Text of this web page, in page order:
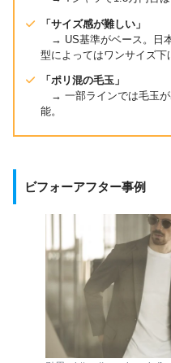
「サイズ感が難しい」
→ US基準がベース。日
型によってはワンサイズ下
「ポリ混の毛玉」
→ 一部ラインでは毛玉が
能。
ビフォーアフター事例